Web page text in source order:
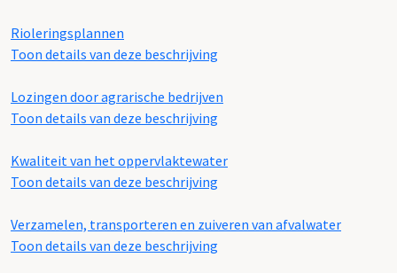
Rioleringsplannen
Toon details van deze beschrijving
Lozingen door agrarische bedrijven
Toon details van deze beschrijving
Kwaliteit van het oppervlaktewater
Toon details van deze beschrijving
Verzamelen, transporteren en zuiveren van afvalwater
Toon details van deze beschrijving